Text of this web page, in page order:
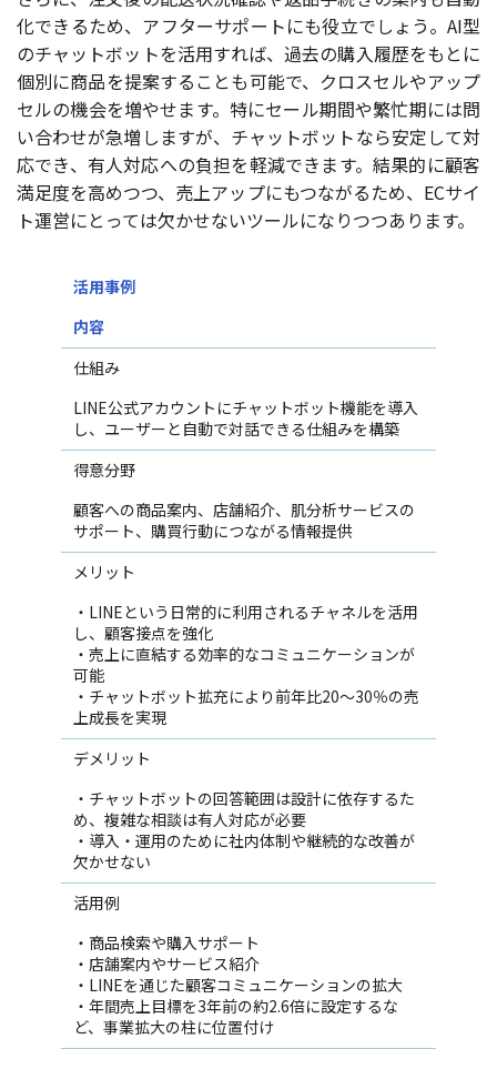
化できるため、アフターサポートにも役立でしょう。AI型
のチャットボットを活用すれば、過去の購入履歴をもとに
個別に商品を提案することも可能で、クロスセルやアップ
セルの機会を増やせます。特にセール期間や繁忙期には問
い合わせが急増しますが、チャットボットなら安定して対
応でき、有人対応への負担を軽減できます。結果的に顧客
満足度を高めつつ、売上アップにもつながるため、ECサイ
ト運営にとっては欠かせないツールになりつつあります。
活用事例
内容
仕組み
LINE公式アカウントにチャットボット機能を導入
し、ユーザーと自動で対話できる仕組みを構築
得意分野
顧客への商品案内、店舗紹介、肌分析サービスの
サポート、購買行動につながる情報提供
メリット
・LINEという日常的に利用されるチャネルを活用
し、顧客接点を強化
・売上に直結する効率的なコミュニケーションが
可能
・チャットボット拡充により前年比20〜30％の売
上成長を実現
デメリット
・チャットボットの回答範囲は設計に依存するた
め、複雑な相談は有人対応が必要
・導入・運用のために社内体制や継続的な改善が
欠かせない
活用例
・商品検索や購入サポート
・店舗案内やサービス紹介
・LINEを通じた顧客コミュニケーションの拡大
・年間売上目標を3年前の約2.6倍に設定するな
ど、事業拡大の柱に位置付け